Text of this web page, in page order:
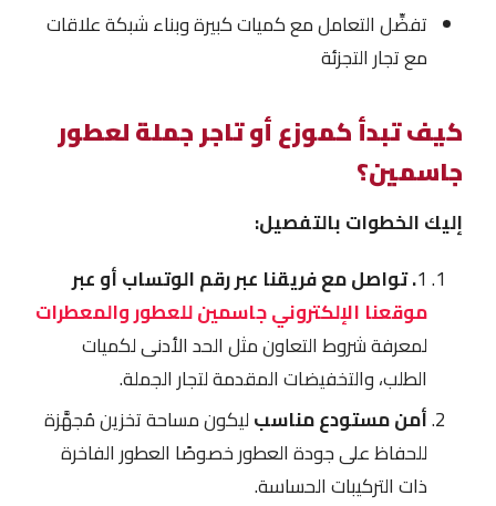
تفضِّل التعامل مع كميات كبيرة وبناء شبكة علاقات
مع تجار التجزئة
كيف تبدأ كموزع أو تاجر جملة لعطور
جاسمين؟
إليك الخطوات بالتفصيل:
1. تواصل مع فريقنا عبر رقم الوتساب أو عبر
موقعنا الإلكتروني جاسمين للعطور والمعطرات
لمعرفة شروط التعاون مثل الحد الأدنى لكميات
الطلب، والتخفيضات المقدمة لتجار الجملة.
أمن مستودع مناسبليكون مساحة تخزين مُجهَّزة
للحفاظ على جودة العطور خصوصًا العطور الفاخرة
ذات التركيبات الحساسة.